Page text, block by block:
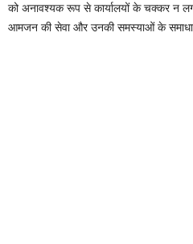
को अनावश्यक रूप से कार्यालयों के चक्कर न
आमजन की सेवा और उनकी समस्याओं के